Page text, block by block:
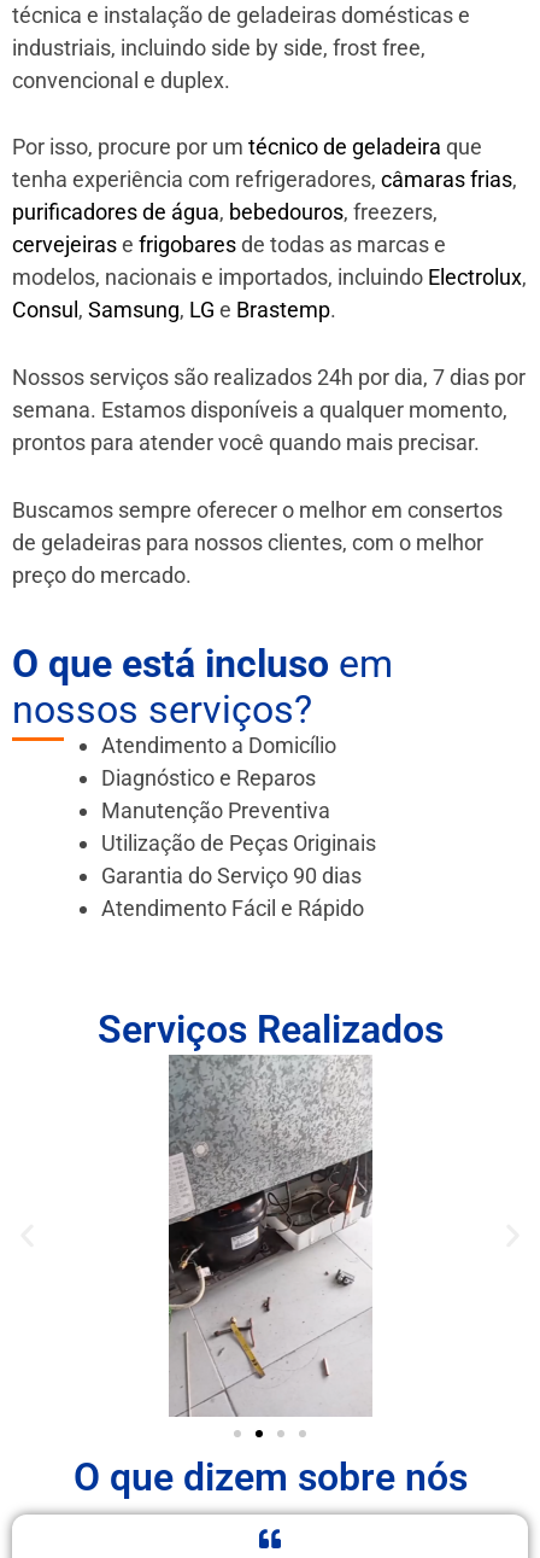
técnica e instalação de geladeiras domésticas e
industriais, incluindo side by side, frost free,
convencional e duplex.
Por isso, procure por um técnico de geladeira que
tenha experiência com refrigeradores, câmaras frias,
purificadores de água, bebedouros, freezers,
cervejeirase frigobaresde todas as marcas e
modelos, nacionais e importados, incluindo Electrolux,
Consul , Samsung, LG e Brastemp.
Nossos serviços são realizados 24h por dia, 7 dias por
semana. Estamos disponíveis a qualquer momento,
prontos para atender você quando mais precisar.
Buscamos sempre oferecer o melhor em consertos
de geladeiras para nossos clientes, com o melhor
preço do mercado.
O que está incluso em
nossos serviços?
Atendimento a Domicílio
Diagnóstico e Reparos
Manutenção Preventiva
Utilização de Peças Originais
Garantia do Serviço 90 dias
Atendimento Fácil e Rápido
Serviços Realizados
O que dizem sobre nós